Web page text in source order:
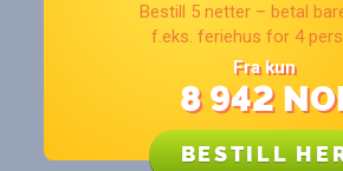
Bestill 5 netter – betal
f.eks. feriehus for 4
Fra kun
8 942
BESTILL